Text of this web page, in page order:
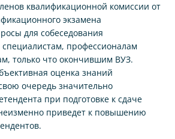
квалификационной комиссии от
экзамена
для собеседования
профессионалам
только что окончившим ВУЗ.
оценка знаний
очередь значительно
при подготовке к сдаче
приведет к повышению